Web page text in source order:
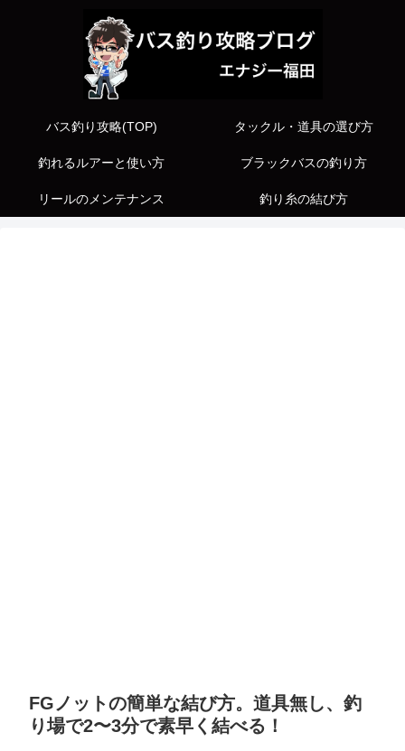
バス釣り攻略(TOP) タックル・道具の選び方
釣れるルアーと使い方 ブラックバスの釣り方
リールのメンテナンス 釣り糸の結び方
FGノットの簡単な結び方。道具無し、釣
り場で2〜3分で素早く結べる！